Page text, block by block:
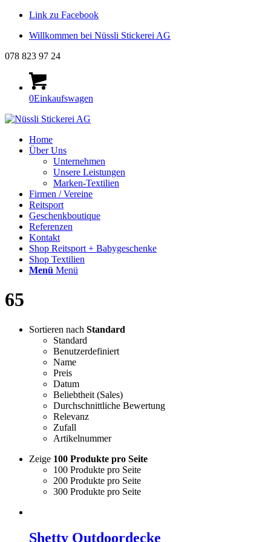
Link zu Facebook
Willkommen bei Nüssli Stickerei AG
078 823 97 24
0Einkaufswagen
Home
Über Uns
Unternehmen
Unsere Leistungen
Marken-Textilien
Firmen / Vereine
Reitsport
Geschenkboutique
Referenzen
Kontakt
Shop Reitsport + Babygeschenke
Shop Textilien
Menü Menü
65
Sortieren nach Standard
Standard
Benutzerdefiniert
Name
Preis
Datum
Beliebtheit (Sales)
Durchschnittliche Bewertung
Relevanz
Zufall
Artikelnummer
Zeige 100 Produkte pro Seite
100 Produkte pro Seite
200 Produkte pro Seite
300 Produkte pro Seite
Shetty Outdoordecke